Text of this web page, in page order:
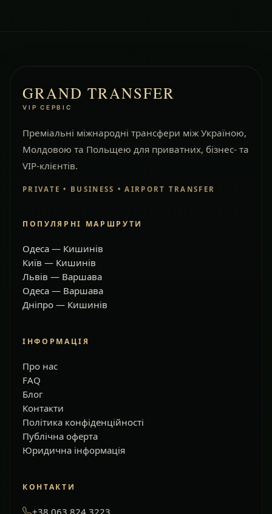
GRAND TRANSFER
VIP СЕРВІС
Преміальні міжнародні трансфери між Україною,
Молдовою та Польщею для приватних, бізнес- та
VIP-клієнтів.
PRIVATE • BUSINESS • AIRPORT TRANSFER
ПОПУЛЯРНІ МАРШРУТИ
Одеса — Кишинів
Київ — Кишинів
Львів — Варшава
Одеса — Варшава
Дніпро — Кишинів
ІНФОРМАЦІЯ
Про нас
FAQ
Блог
Контакти
Політика конфіденційності
Публічна оферта
Юридична інформація
КОНТАКТИ
+38 063 824 3223